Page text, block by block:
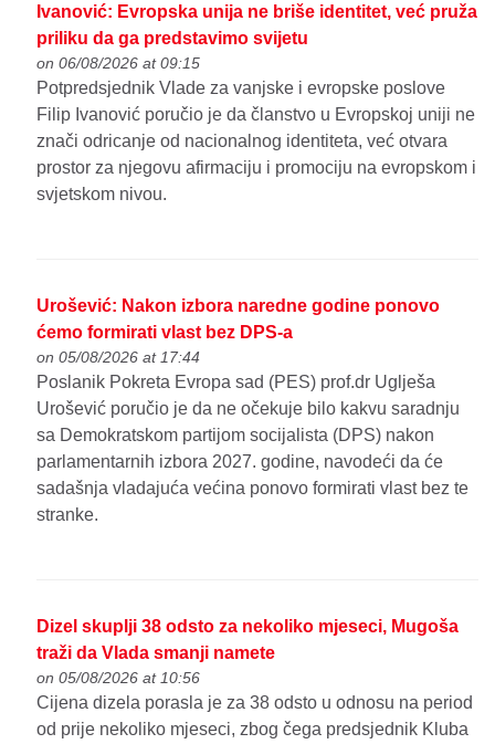
Ivanović: Evropska unija ne briše identitet, već pruža
priliku da ga predstavimo svijetu
on 06/08/2026 at 09:15
Potpredsjednik Vlade za vanjske i evropske poslove
Filip Ivanović poručio je da članstvo u Evropskoj uniji ne
znači odricanje od nacionalnog identiteta, već otvara
prostor za njegovu afirmaciju i promociju na evropskom i
svjetskom nivou.
Urošević: Nakon izbora naredne godine ponovo
ćemo formirati vlast bez DPS-a
on 05/08/2026 at 17:44
Poslanik Pokreta Evropa sad (PES) prof.dr Uglješa
Urošević poručio je da ne očekuje bilo kakvu saradnju
sa Demokratskom partijom socijalista (DPS) nakon
parlamentarnih izbora 2027. godine, navodeći da će
sadašnja vladajuća većina ponovo formirati vlast bez te
stranke.
Dizel skuplji 38 odsto za nekoliko mjeseci, Mugoša
traži da Vlada smanji namete
on 05/08/2026 at 10:56
Cijena dizela porasla je za 38 odsto u odnosu na period
od prije nekoliko mjeseci, zbog čega predsjednik Kluba